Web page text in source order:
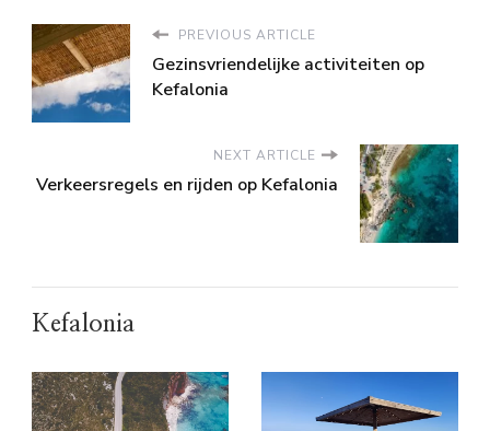
PREVIOUS ARTICLE
Gezinsvriendelijke activiteiten op
Kefalonia
NEXT ARTICLE
Verkeersregels en rijden op Kefalonia
Kefalonia